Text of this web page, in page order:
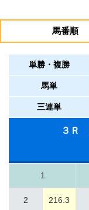
馬番順
単勝・複勝
馬単
三連単
３Ｒ
1
2 216.3